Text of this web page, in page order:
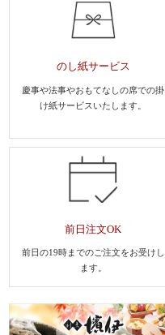
のし紙サービス
慶事や法事やおもてなしの席での掛
け紙サービスいたします。
前日注文OK
前日の19時までのご注文をお受けし
ます。